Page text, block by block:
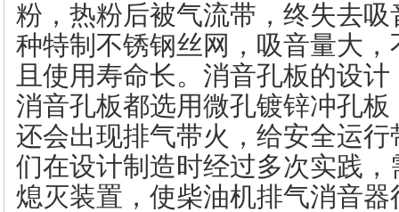
粉，热粉后被气流带，终失去
种特制不锈钢丝网，吸音量大
且使用寿命长。消音孔板的设
消音孔板都选用微孔镀锌冲孔
还会出现排气带火，给安全运
们在设计制造时经过多次实践
熄灭装置，使柴油机排气消音器